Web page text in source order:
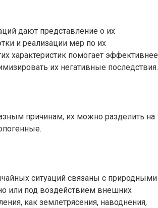
дают представление о их
и реализации мер по их
характеристик помогает эффективнее
их негативные последствия.
причинам, их можно разделить на
ситуаций связаны с природными
или под воздействием внешних
как землетрясения, наводнения,